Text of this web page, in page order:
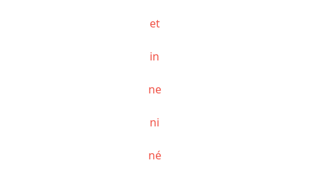
et
in
ne
ni
né